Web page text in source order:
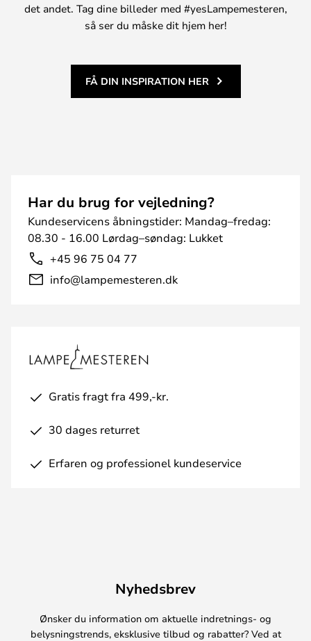
det andet. Tag dine billeder med #yesLampemesteren,
så ser du måske dit hjem her!
FÅ DIN INSPIRATION HER
Har du brug for vejledning?
Kundeservicens åbningstider: Mandag–fredag:
08.30 - 16.00 Lørdag–søndag: Lukket
+45 96 75 04 77
info@lampemesteren.dk
Gratis fragt fra 499,-kr.
30 dages returret
Erfaren og professionel kundeservice
Nyhedsbrev
Ønsker du information om aktuelle indretnings- og
belysningstrends, eksklusive tilbud og rabatter? Ved at